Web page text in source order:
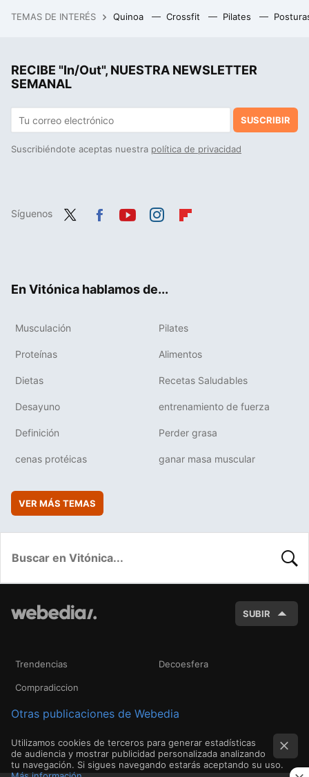
TEMAS DE INTERÉS Quinoa Crossfit Pilates
RECIBE "In/Out", NUESTRA NEWSLETTER
SEMANAL
SUSCRIBIR
Suscribiéndote aceptas nuestra política de privacidad
Síguenos
En Vitónica hablamos de...
Musculación Pilates
Proteínas Alimentos
Dietas Recetas Saludables
Desayuno entrenamiento de fuerza
Definición Perder grasa
cenas protéicas ganar masa muscular
VER MÁS TEMAS
SUBIR
Trendencias Decoesfera
Compradiccion
Otras publicaciones de Webedia
Utilizamos cookies de terceros para generar estadísticas
de audiencia y mostrar publicidad personalizada analizando
tu navegación. Si sigues navegando estarás aceptando su uso.